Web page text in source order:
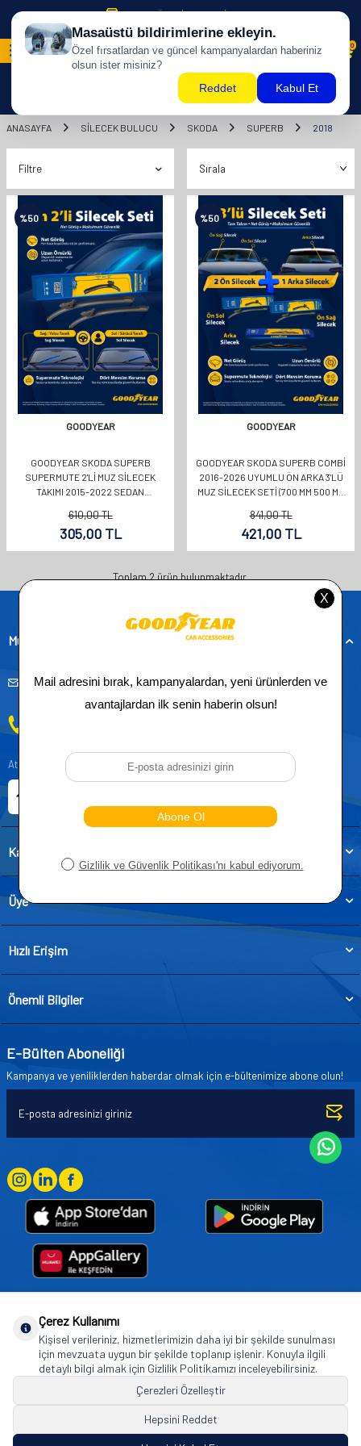
500 TL ÜZERİ KARGO BİZDEN !
0
ANASAYFA SILECEK BULUCU SKODA SUPERB 2018
Filtre
%50
GOODYEAR
GOODYEAR SKODA SUPERB
SUPERMUTE 2'LI MUZ SILECEK
TAKIMI 2015-2022 SEDAN
610,00TL
305,00TL
%50
GOODYEAR
GOODYEAR SKODA SUPERB COMBI
2016-2026 UYUMLU ÖN ARKA 3'LÜ
MUZ SILECEK SETI (700 MM 500 MM
841,00TL
421,00TL
Toplam2ürün bulunmaktadır.
Müşteri Hizmetleri
musteridestek@goodyearotoaksesuar.com.tr
Atatürk, Kıraç Mevkii, Orhan Veli Cd. D:No:19, 34522 Esenyurt/İstanbul
Kategoriler
Üye
Hızlı Erişim
Önemli Bilgiler
E-Bülten Aboneliği
Kampanya ve yeniliklerden haberdar olmak için e-bültenimize abone olun!
Goodyear (and Winged Foot Design) are trademarks of or licensed to The Goodyear
Tire & Rubber Company used under license by Basbug Group Company,
Istanbul/Türkiye. © 2026 The Goodyear Tire & Rubber Company.
Çerez Kullanımı
Kişisel verileriniz, hizmetlerimizin daha iyi bir şekilde sunulması
için mevzuata uygun bir şekilde toplanıp işlenir. Konuyla ilgili
detaylı bilgi almak için Gizlilik Politikamızı inceleyebilirsiniz.
Çerezleri Özelleştir
Hepsini Reddet